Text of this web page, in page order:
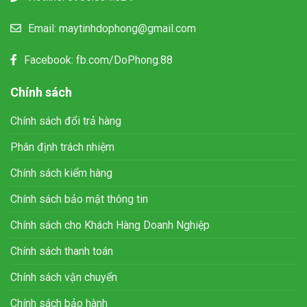
Email: maytinhdophong@gmail.com
Facebook: fb.com/DoPhong.88
Chính sách
Chính sách đổi trả hàng
Phân định trách nhiệm
Chính sách kiểm hàng
Chính sách bảo mật thông tin
Chính sách cho Khách Hàng Doanh Nghiệp
Chính sách thanh toán
Chính sách vận chuyển
Chính sách bảo hành